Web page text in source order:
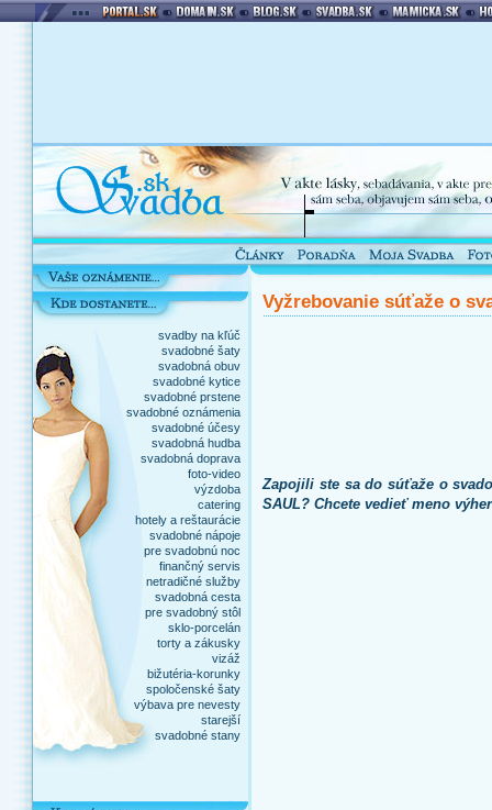
svadby na kľúč
svadobné šaty
svadobná obuv
svadobné kytice
svadobné prstene
svadobné oznámenia
svadobné účesy
svadobná hudba
svadobná doprava
foto-video
výzdoba
catering
hotely a reštaurácie
svadobné nápoje
pre svadobnú noc
finančný servis
netradičné služby
svadobná cesta
pre svadobný stôl
sklo-porcelán
torty a zákusky
vizáž
bižutéria-korunky
spoločenské šaty
výbava pre nevesty
starejší
svadobné stany
Vyžrebovanie súťaže o
Zapojili ste sa do súťaže o
SAUL? Chcete vedieť meno